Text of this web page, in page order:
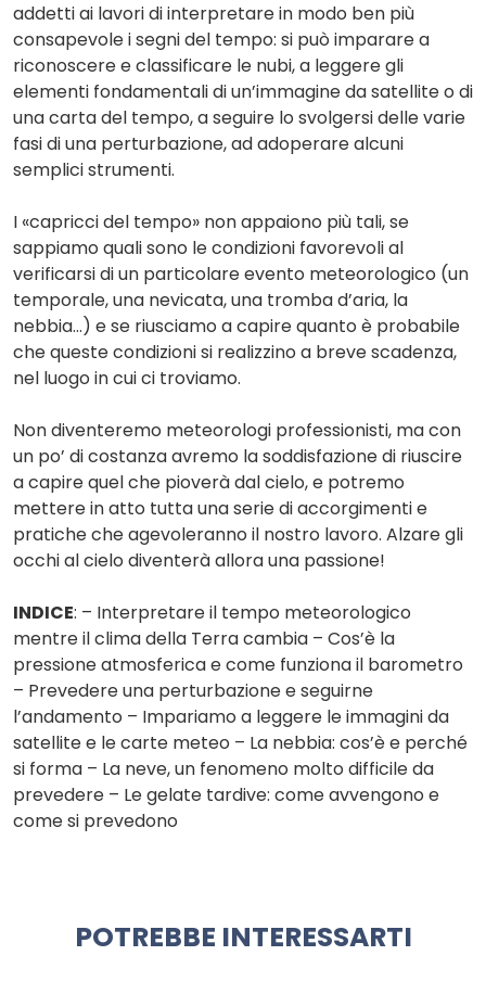
addetti ai lavori di interpretare in modo ben più
consapevole i segni del tempo: si può imparare a
riconoscere e classificare le nubi, a leggere gli
elementi fondamentali di un’immagine da satellite o di
una carta del tempo, a seguire lo svolgersi delle varie
fasi di una perturbazione, ad adoperare alcuni
semplici strumenti.
I «capricci del tempo» non appaiono più tali, se
sappiamo quali sono le condizioni favorevoli al
verificarsi di un particolare evento meteorologico (un
temporale, una nevicata, una tromba d’aria, la
nebbia…) e se riusciamo a capire quanto è probabile
che queste condizioni si realizzino a breve scadenza,
nel luogo in cui ci troviamo.
Non diventeremo meteorologi professionisti, ma con
un po’ di costanza avremo la soddisfazione di riuscire
a capire quel che pioverà dal cielo, e potremo
mettere in atto tutta una serie di accorgimenti e
pratiche che agevoleranno il nostro lavoro. Alzare gli
occhi al cielo diventerà allora una passione!
INDICE: – Interpretare il tempo meteorologico
mentre il clima della Terra cambia – Cos’è la
pressione atmosferica e come funziona il barometro
– Prevedere una perturbazione e seguirne
l’andamento – Impariamo a leggere le immagini da
satellite e le carte meteo – La nebbia: cos’è e perché
si forma – La neve, un fenomeno molto difficile da
prevedere – Le gelate tardive: come avvengono e
come si prevedono
POTREBBE INTERESSARTI